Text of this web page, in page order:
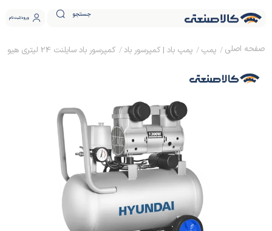
جستجو ورود ثبت نام
پمپ پمپ باد | کمپرسور باد کمپرسور باد سایلنت 24 لیتری هیوندای مدل HP-1025